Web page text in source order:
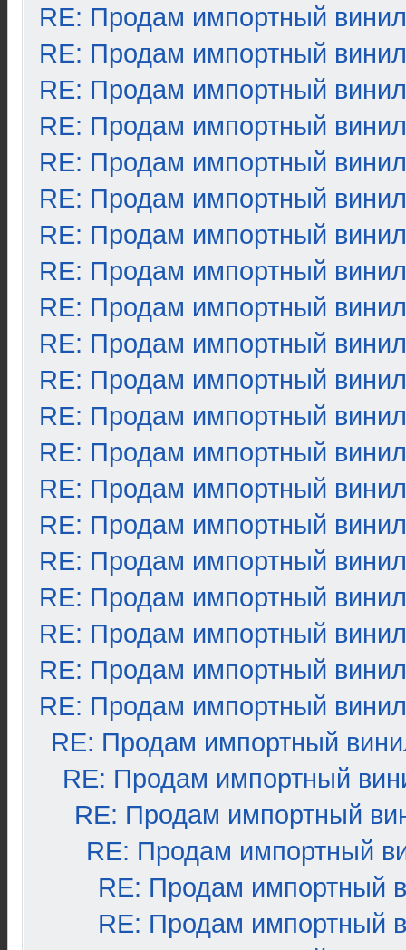
RE: Продам импортный винил
RE: Продам импортный винил
RE: Продам импортный винил
RE: Продам импортный винил
RE: Продам импортный винил
RE: Продам импортный винил
RE: Продам импортный винил
RE: Продам импортный винил
RE: Продам импортный винил
RE: Продам импортный винил
RE: Продам импортный винил
RE: Продам импортный винил
RE: Продам импортный винил
RE: Продам импортный винил
RE: Продам импортный винил
RE: Продам импортный винил
RE: Продам импортный винил
RE: Продам импортный винил
RE: Продам импортный винил
RE: Продам импортный винил
RE: Продам импортный
RE: Продам импортный
RE: Продам импортный
RE: Продам импортный
RE: Продам импортный
RE: Продам импортный